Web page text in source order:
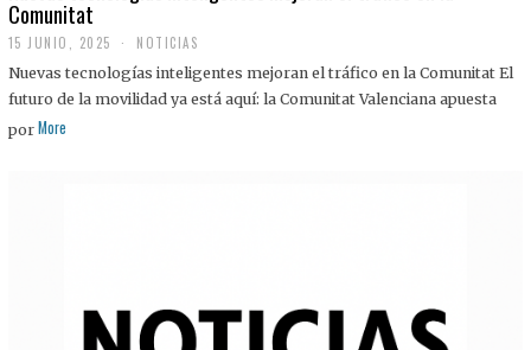
Comunitat
15 JUNIO, 2025 NOTICIAS
Nuevas tecnologías inteligentes mejoran el tráfico en la Comunitat El
futuro de la movilidad ya está aquí: la Comunitat Valenciana apuesta
por More